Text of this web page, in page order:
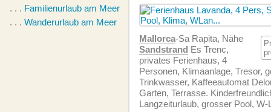
. . . Familienurlaub am Meer
. . . Wanderurlaub am Meer
Mallorca-Sa Rapita, Nähe
Sandstrand Es Trenc,
privates Ferienhaus, 4
Personen, Klimaanlage, Tresor,
Trinkwasser, Kaffeeautomat
Garten, Terrasse.
Langzeiturlaub, grosser Pool, W-